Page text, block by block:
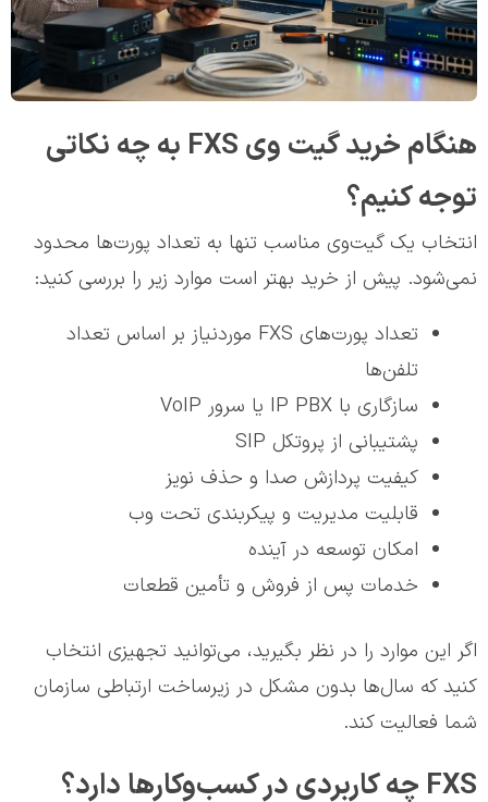
هنگام خرید گیت وی FXS به چه نکاتی
توجه کنیم؟
انتخاب یک گیت‌وی مناسب تنها به تعداد پورت‌ها محدود
نمی‌شود. پیش از خرید بهتر است موارد زیر را بررسی کنید:
تعداد پورت‌های FXS موردنیاز بر اساس تعداد
تلفن‌ها
سازگاری با IP PBX یا سرور VoIP
پشتیبانی از پروتکل SIP
کیفیت پردازش صدا و حذف نویز
قابلیت مدیریت و پیکربندی تحت وب
امکان توسعه در آینده
خدمات پس از فروش و تأمین قطعات
اگر این موارد را در نظر بگیرید، می‌توانید تجهیزی انتخاب
کنید که سال‌ها بدون مشکل در زیرساخت ارتباطی سازمان
شما فعالیت کند.
FXS چه کاربردی در کسب‌وکارها دارد؟